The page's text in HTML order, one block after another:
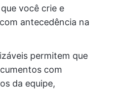
você crie e
antecedência na
permitem que
com
da equipe,